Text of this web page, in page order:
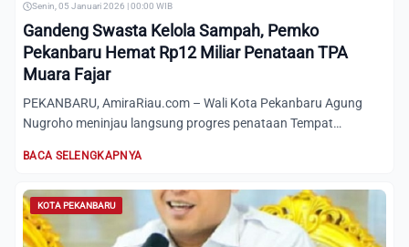
Senin, 05 Januari 2026 | 00:00 WIB
Gandeng Swasta Kelola Sampah, Pemko
Pekanbaru Hemat Rp12 Miliar Penataan TPA
Muara Fajar
PEKANBARU, AmiraRiau.com – Wali Kota Pekanbaru Agung
Nugroho meninjau langsung progres penataan Tempat
BACA SELENGKAPNYA
KOTA PEKANBARU